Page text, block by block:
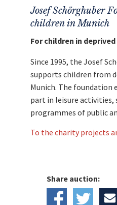
Josef Schörghuber
children in Munich
For children in
Since 1995, the Josef
supports children from
Munich. The foundation
part in leisure activities,
programmes of public
To the charity projects
Share auction: